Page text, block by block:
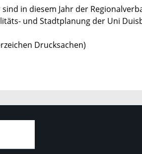
in diesem Jahr der
und Stadtplanung der Uni
Drucksachen)